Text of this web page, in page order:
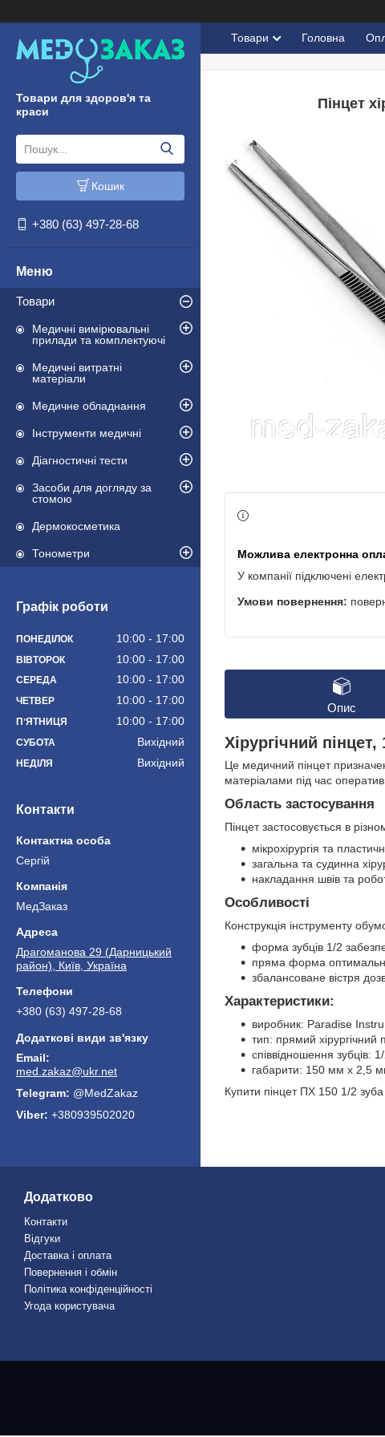
Товари для здоров'я та
краси
Кошик
+380 (63) 497-28-68
Товари
Медичні вимірювальні
прилади та комплектуючі
Медичні витратні
матеріали
Медичне обладнання
Інструменти медичні
Діагностичні тести
Засоби для догляду за
стомою
Дермокосметика
Тонометри
Графік роботи
ПОНЕДІЛОК 10:00 17:00
ВІВТОРОК 10:00 17:00
СЕРЕДА 10:00 17:00
ЧЕТВЕР 10:00 17:00
ПʼЯТНИЦЯ 10:00 17:00
СУБОТА Вихідний
НЕДІЛЯ Вихідний
Контакти
Сергій
МедЗаказ
Драгоманова 29 (Дарницький
район), Київ, Україна
+380 (63) 497-28-68
med.zakaz@ukr.net
@MedZakaz
+380939502020
Товари Головна
Пінцет
У компанії підключені
Опис
Хірургічний
Це медичний пінцет
матеріалами під час
Область застосування
Пінцет застосовується в
мікрохірургія та
загальна та судинна
накладання швів та
Особливості
Конструкція інструменту
форма зубців 1/2
пряма форма
збалансоване вістря
Характеристики:
виробник: Paradise
тип: прямий хірургічний
співвідношення зубців:
габарити: 150 мм х 2,5
Купити пінцет ПХ 150 1/2
Додатково
Контакти
Відгуки
Доставка і оплата
Повернення і обмін
Політика конфіденційності
Угода користувача